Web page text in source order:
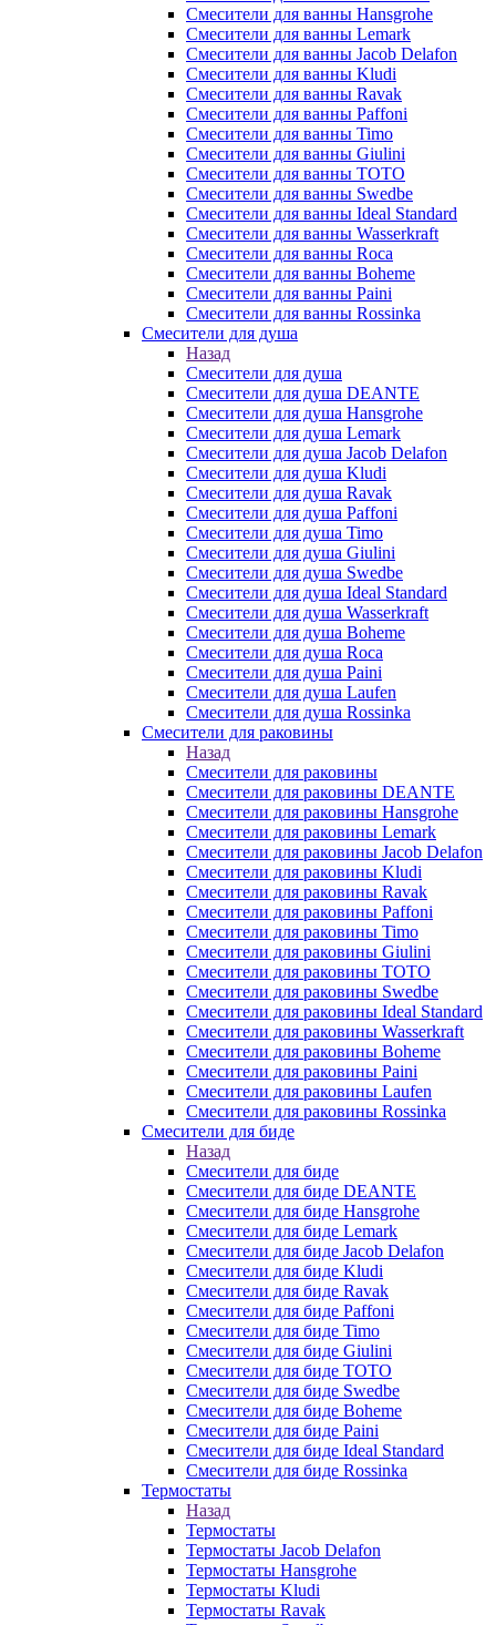
Смесители для ванны Hansgrohe
Смесители для ванны Lemark
Смесители для ванны Jacob Delafon
Смесители для ванны Kludi
Смесители для ванны Ravak
Смесители для ванны Paffoni
Смесители для ванны Timo
Смесители для ванны Giulini
Смесители для ванны TOTO
Смесители для ванны Swedbe
Смесители для ванны Ideal Standard
Смесители для ванны Wasserkraft
Смесители для ванны Roca
Смесители для ванны Boheme
Смесители для ванны Paini
Смесители для ванны Rossinka
Смесители для душа
Назад
Смесители для душа
Смесители для душа DEANTE
Смесители для душа Hansgrohe
Смесители для душа Lemark
Смесители для душа Jacob Delafon
Смесители для душа Kludi
Смесители для душа Ravak
Смесители для душа Paffoni
Смесители для душа Timo
Смесители для душа Giulini
Смесители для душа Swedbe
Смесители для душа Ideal Standard
Смесители для душа Wasserkraft
Смесители для душа Boheme
Смесители для душа Roca
Смесители для душа Paini
Смесители для душа Laufen
Смесители для душа Rossinka
Смесители для раковины
Назад
Смесители для раковины
Смесители для раковины DEANTE
Смесители для раковины Hansgrohe
Смесители для раковины Lemark
Смесители для раковины Jacob Delafon
Смесители для раковины Kludi
Смесители для раковины Ravak
Смесители для раковины Paffoni
Смесители для раковины Timo
Смесители для раковины Giulini
Смесители для раковины TOTO
Смесители для раковины Swedbe
Смесители для раковины Ideal Standard
Смесители для раковины Wasserkraft
Смесители для раковины Boheme
Смесители для раковины Paini
Смесители для раковины Laufen
Смесители для раковины Rossinka
Смесители для биде
Назад
Смесители для биде
Смесители для биде DEANTE
Смесители для биде Hansgrohe
Смесители для биде Lemark
Смесители для биде Jacob Delafon
Смесители для биде Kludi
Смесители для биде Ravak
Смесители для биде Paffoni
Смесители для биде Timo
Смесители для биде Giulini
Смесители для биде TOTO
Смесители для биде Swedbe
Смесители для биде Boheme
Смесители для биде Paini
Смесители для биде Ideal Standard
Смесители для биде Rossinka
Термостаты
Назад
Термостаты
Термостаты Jacob Delafon
Термостаты Hansgrohe
Термостаты Kludi
Термостаты Ravak